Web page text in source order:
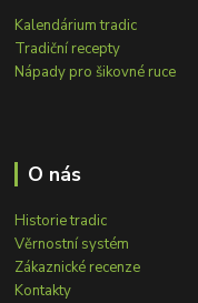
Kalendárium tradic
Tradiční recepty
Nápady pro šikovné ruce
O nás
Historie tradic
Věrnostní systém
Zákaznické recenze
Kontakty